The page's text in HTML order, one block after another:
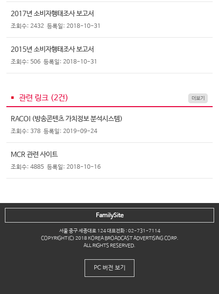
2017년 소비자행태조사 보고서
조회수: 2432 등록일: 2018-10-31
2015년 소비자행태조사 보고서
조회수: 506 등록일: 2018-10-31
관련 링크 (2건) 더보기
RACOI (방송콘텐츠 가치정보 분석시스템)
조회수: 378 등록일: 2019-09-24
MCR 관련 사이트
조회수: 4885 등록일: 2018-10-16
서울 중구 세종대로 124 대표전화 : 02-731-7114
COPYRIGHT(C) 2018 KOREA BROADCAST ADVERTISING CORP.
ALL RIGHTS RESERVED.
FamilySite
PC 버전 보기